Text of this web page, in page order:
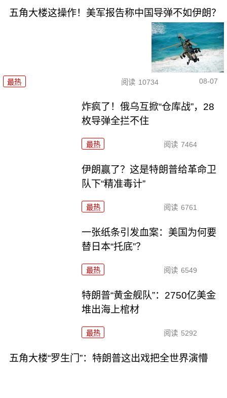
五角大楼这操作！美军报告称中国导弹不如伊朗？
最热 阅读 10734 08-07
炸疯了！俄乌互掀“仓库战”，28
枚导弹全拦不住
最热 阅读 7464
伊朗赢了？这是特朗普给革命卫
队下“精准毒计”
最热 阅读 6761
一张纸条引发血案：美国为何要
替日本“托底”？
最热 阅读 6549
特朗普“黄金舰队”：2750亿美金
堆出海上棺材
最热 阅读 5292
五角大楼“罗生门”：特朗普这出戏把全世界演懵